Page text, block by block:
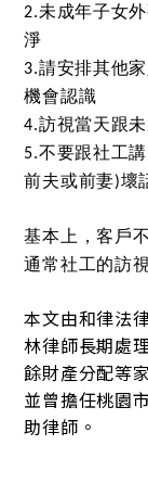
2.未成年子女
淨
3.請安排其他家
機會認識
4.訪視當天跟
5.不要跟社工
前夫或前妻)壞
基本上，客戶
通常社工的訪
本文由和律法
林律師長期處
餘財產分配等
並曾擔任桃園
助律師。